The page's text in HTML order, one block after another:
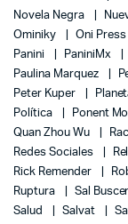
Novela Negra
Ominiky
Oni Press
Panini
PaniniMx
Paulina Marquez
Peter Kuper
Política
Ponent
Quan Zhou Wu
Redes Sociales
Rick Remender
Ruptura
Sal
Salud
Salvat